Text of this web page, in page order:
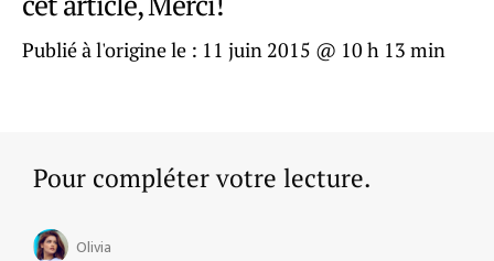
Publié à l'origine le : 11 juin 2015 @ 10 h 13 min
Pour compléter votre lecture.
Olivia